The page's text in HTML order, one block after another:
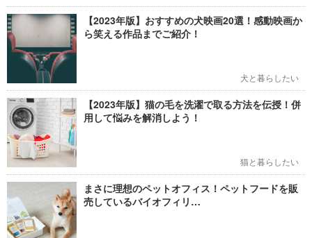
【2023年版】おすすめの犬映画20選！感動映画か
ら笑える作品までご紹介！
犬と暮らしたい
【2023年版】猫の毛を洗濯で取る方法を伝授！併
用して悩みを解消しよう！
猫と暮らしたい
まさに理想のペットオフィス！ペットフードを販
売しているバイオフィリ…